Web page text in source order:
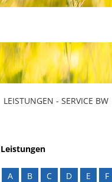
LEISTUNGEN - SERVICE BW
Leistungen
A B C D E F